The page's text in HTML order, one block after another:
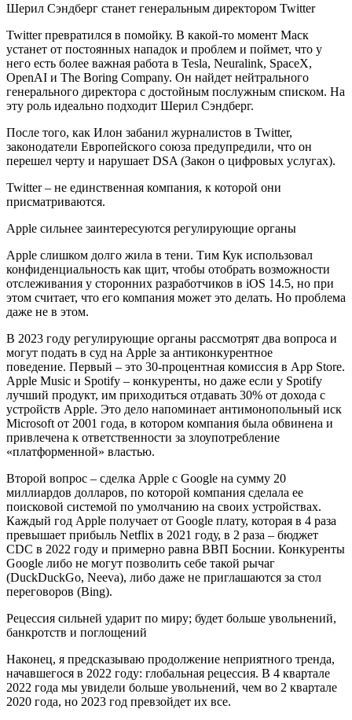
Шерил Сэндберг станет генеральным директором Twitter
Twitter превратился в помойку. В какой-то момент Маск
устанет от постоянных нападок и проблем и поймет, что у
него есть более важная работа в Tesla, Neuralink, SpaceX,
OpenAI и The Boring Company. Он найдет нейтрального
генерального директора с достойным послужным списком. На
эту роль идеально подходит Шерил Сэндберг.
После того, как Илон забанил журналистов в Twitter,
законодатели Европейского союза предупредили, что он
перешел черту и нарушает DSA (Закон о цифровых услугах).
Twitter – не единственная компания, к которой они
присматриваются.
Apple сильнее заинтересуются регулирующие органы
Apple слишком долго жила в тени. Тим Кук использовал
конфиденциальность как щит, чтобы отобрать возможности
отслеживания у сторонних разработчиков в iOS 14.5, но при
этом считает, что его компания может это делать. Но проблема
даже не в этом.
В 2023 году регулирующие органы рассмотрят два вопроса и
могут подать в суд на Apple за антиконкурентное
поведение. Первый – это 30-процентная комиссия в App Store.
Apple Music и Spotify – конкуренты, но даже если у Spotify
лучший продукт, им приходиться отдавать 30% от дохода с
устройств Apple. Это дело напоминает антимонопольный иск
Microsoft от 2001 года, в котором компания была обвинена и
привлечена к ответственности за злоупотребление
«платформенной» властью.
Второй вопрос – сделка Apple с Google на сумму 20
миллиардов долларов, по которой компания сделала ее
поисковой системой по умолчанию на своих устройствах.
Каждый год Apple получает от Google плату, которая в 4 раза
превышает прибыль Netflix в 2021 году, в 2 раза – бюджет
CDC в 2022 году и примерно равна ВВП Боснии. Конкуренты
Google либо не могут позволить себе такой рычаг
(DuckDuckGo, Neeva), либо даже не приглашаются за стол
переговоров (Bing).
Рецессия сильней ударит по миру; будет больше увольнений,
банкротств и поглощений
Наконец, я предсказываю продолжение неприятного тренда,
начавшегося в 2022 году: глобальная рецессия. В 4 квартале
2022 года мы увидели больше увольнений, чем во 2 квартале
2020 года, но 2023 год превзойдет их все.